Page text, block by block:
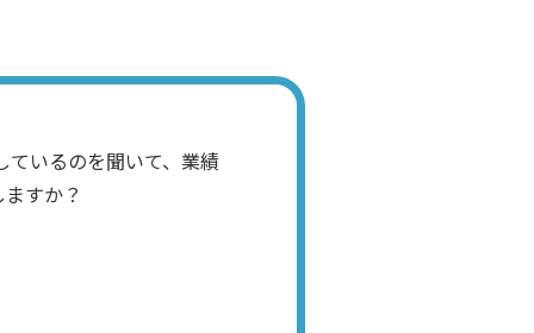
ているのを聞いて、業績
すか？